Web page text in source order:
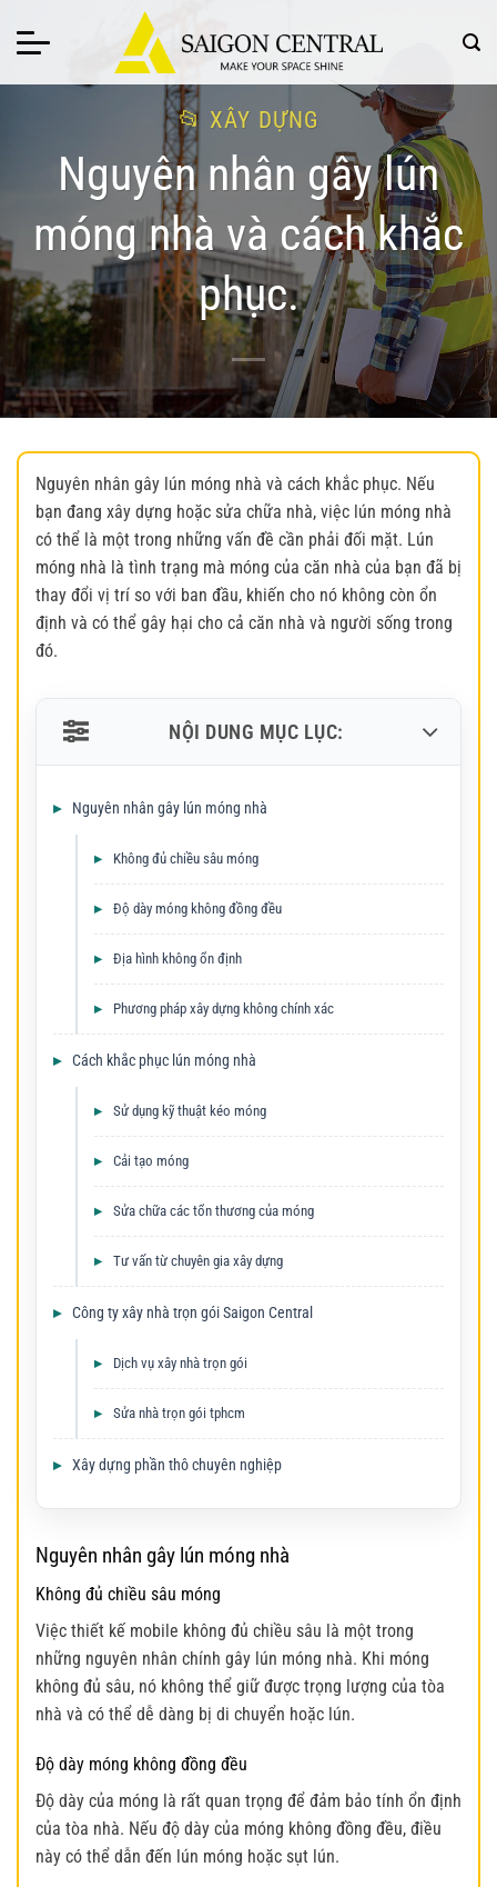
qua
XÂY DỰNG
Nguyên nhân gây lún
móng nhà và cách khắc
phục.
Nguyên nhân gây lún móng nhà và cách khắc phục. Nếu
bạn đang xây dựng hoặc sửa chữa nhà, việc lún móng nhà
có thể là một trong những vấn đề cần phải đối mặt. Lún
móng nhà là tình trạng mà móng của căn nhà của bạn đã bị
thay đổi vị trí so với ban đầu, khiến cho nó không còn ổn
định và có thể gây hại cho cả căn nhà và người sống trong
đó.
NỘI DUNG MỤC LỤC:
Nguyên nhân gây lún móng nhà
Không đủ chiều sâu móng
Độ dày móng không đồng đều
Địa hình không ổn định
Phương pháp xây dựng không chính xác
Cách khắc phục lún móng nhà
Sử dụng kỹ thuật kéo móng
Cải tạo móng
Sửa chữa các tổn thương của móng
Tư vấn từ chuyên gia xây dựng
Công ty xây nhà trọn gói Saigon Central
Dịch vụ xây nhà trọn gói
Sửa nhà trọn gói tphcm
Xây dựng phần thô chuyên nghiệp
Nguyên nhân gây lún móng nhà
Không đủ chiều sâu móng
Việc thiết kế mobile không đủ chiều sâu là một trong
những nguyên nhân chính gây lún móng nhà. Khi móng
không đủ sâu, nó không thể giữ được trọng lượng của tòa
nhà và có thể dễ dàng bị di chuyển hoặc lún.
Độ dày móng không đồng đều
Độ dày của móng là rất quan trọng để đảm bảo tính ổn định
của tòa nhà. Nếu độ dày của móng không đồng đều, điều
này có thể dẫn đến lún móng hoặc sụt lún.